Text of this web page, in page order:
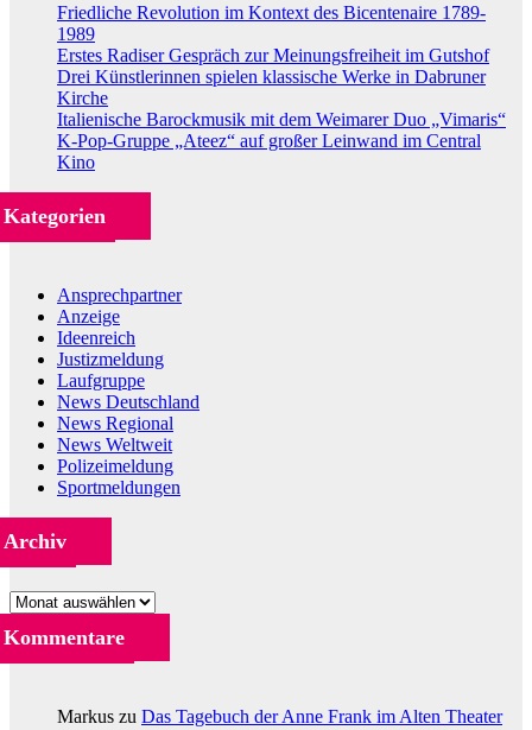
Friedliche Revolution im Kontext des Bicentenaire 1789-
1989
Erstes Radiser Gespräch zur Meinungsfreiheit im Gutshof
Drei Künstlerinnen spielen klassische Werke in Dabruner
Kirche
Italienische Barockmusik mit dem Weimarer Duo „Vimaris“
K-Pop-Gruppe „Ateez“ auf großer Leinwand im Central
Kino
Kategorien
Ansprechpartner
Anzeige
Ideenreich
Justizmeldung
Laufgruppe
News Deutschland
News Regional
News Weltweit
Polizeimeldung
Sportmeldungen
Archiv
Archiv
Kommentare
Markus zu Das Tagebuch der Anne Frank im Alten Theater